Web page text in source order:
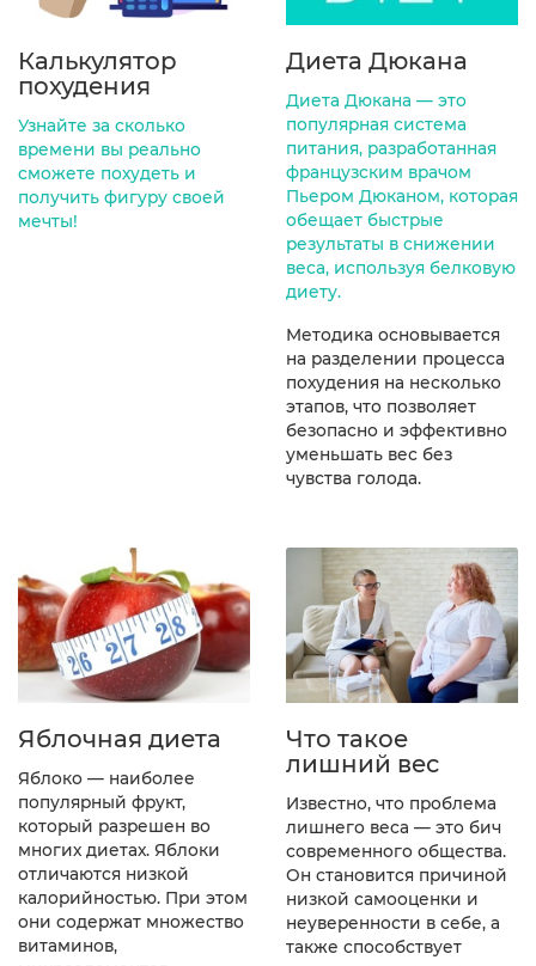
Калькулятор
похудения
Узнайте за сколько
времени вы реально
сможете похудеть и
получить фигуру своей
мечты!
Диета Дюкана
Диета Дюкана — это
популярная система
питания, разработанная
французским врачом
Пьером Дюканом, которая
обещает быстрые
результаты в снижении
веса, используя белковую
диету.
Методика основывается
на разделении процесса
похудения на несколько
этапов, что позволяет
безопасно и эффективно
уменьшать вес без
чувства голода.
Яблочная диета
Яблоко — наиболее
популярный фрукт,
который разрешен во
многих диетах. Яблоки
отличаются низкой
калорийностью. При этом
они содержат множество
витаминов,
Что такое
лишний вес
Известно, что проблема
лишнего веса — это бич
современного общества.
Он становится причиной
низкой самооценки и
неуверенности в себе, а
также способствует